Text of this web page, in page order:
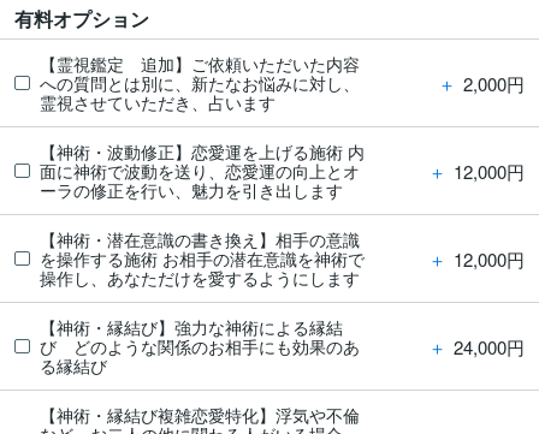
有料オプション
【霊視鑑定 追加】ご依頼いただいた内容
への質問とは別に、新たなお悩みに対し、
霊視させていただき、占います
＋ 2,000円
【神術・波動修正】恋愛運を上げる施術 内
面に神術で波動を送り、恋愛運の向上とオ
ーラの修正を行い、魅力を引き出します
＋ 12,000円
【神術・潜在意識の書き換え】相手の意識
を操作する施術 お相手の潜在意識を神術で
操作し、あなただけを愛するようにします
＋ 12,000円
【神術・縁結び】強力な神術による縁結
び どのような関係のお相手にも効果のあ
る縁結び
＋ 24,000円
【神術・縁結び複雑恋愛特化】浮気や不倫